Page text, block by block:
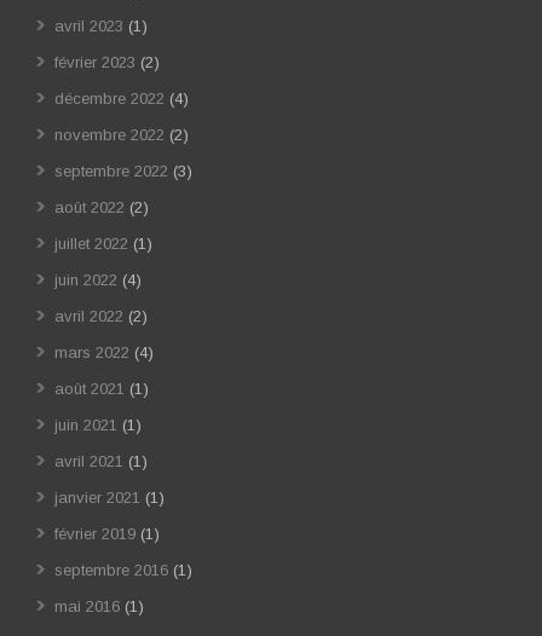
avril 2023 (1)
février 2023 (2)
décembre 2022 (4)
novembre 2022 (2)
septembre 2022 (3)
août 2022 (2)
juillet 2022 (1)
juin 2022 (4)
avril 2022 (2)
mars 2022 (4)
août 2021 (1)
juin 2021 (1)
avril 2021 (1)
janvier 2021 (1)
février 2019 (1)
septembre 2016 (1)
mai 2016 (1)